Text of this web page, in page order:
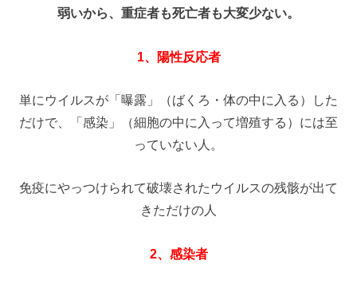
弱いから、重症者も死亡者も大変少ない。
1、陽性反応者
単にウイルスが「曝露」（ばくろ・体の中に入る）した
だけで、「感染」（細胞の中に入って増殖する）には至
っていない人。
免疫にやっつけられて破壊されたウイルスの残骸が出て
きただけの人
2、感染者